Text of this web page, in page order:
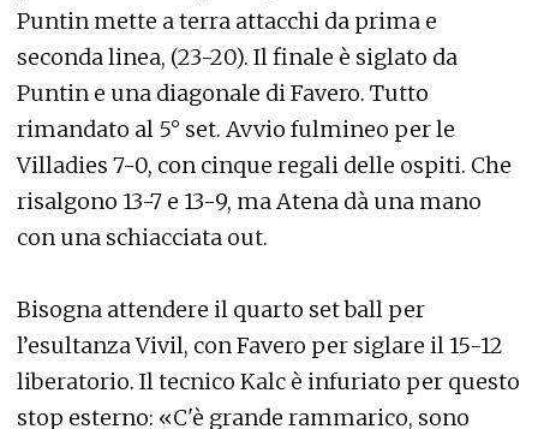
Puntin mette a terra attacchi da prima e
seconda linea, (23-20). Il finale è siglato da
Puntin e una diagonale di Favero. Tutto
rimandato al 5° set. Avvio fulmineo per le
Villadies 7-0, con cinque regali delle ospiti. Che
risalgono 13-7 e 13-9, ma Atena dà una mano
con una schiacciata out.
Bisogna attendere il quarto set ball per
l’esultanza Vivil, con Favero per siglare il 15-12
liberatorio. Il tecnico Kalc è infuriato per questo
stop esterno: «C'è grande rammarico, sono